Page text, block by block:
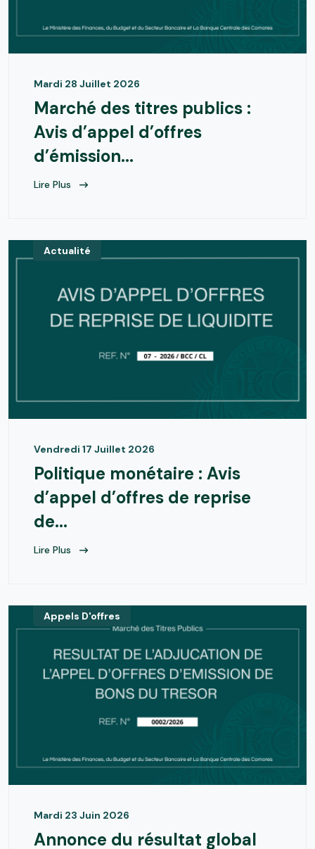
Mardi 28 Juillet 2026
Marché des titres publics :
Avis d’appel d’offres
d’émission...
Lire Plus
Actualité
Vendredi 17 Juillet 2026
Politique monétaire : Avis
d’appel d’offres de reprise
de...
Lire Plus
Appels D'offres
Mardi 23 Juin 2026
Annonce du résultat global